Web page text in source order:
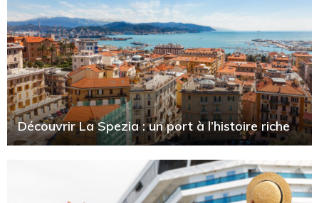
Découvrir La Spezia : un port à l’histoire riche